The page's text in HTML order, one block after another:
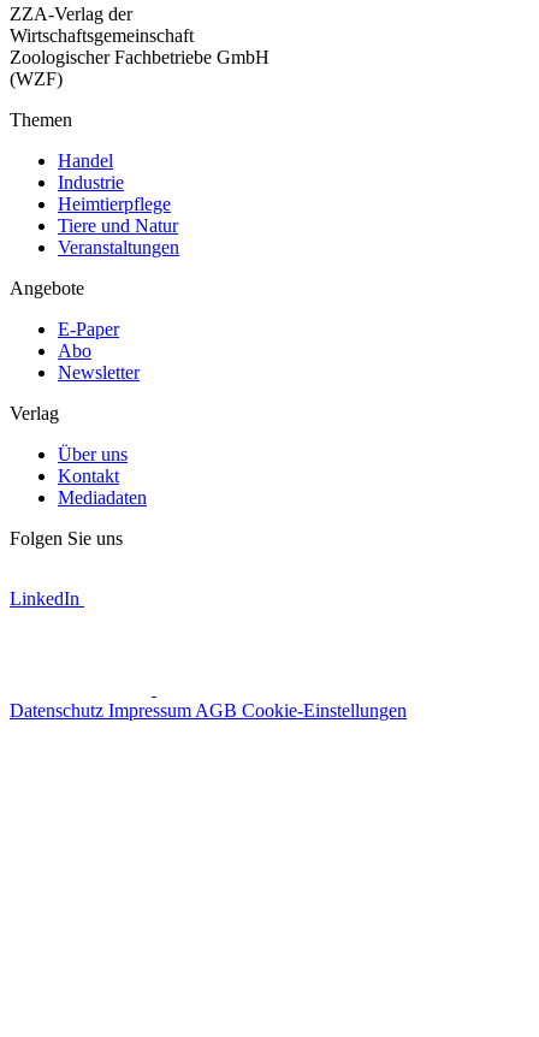
ZZA-Verlag der
Wirtschaftsgemeinschaft
Zoologischer Fachbetriebe GmbH
(WZF)
Themen
Handel
Industrie
Heimtierpflege
Tiere und Natur
Veranstaltungen
Angebote
E-Paper
Abo
Newsletter
Verlag
Über uns
Kontakt
Mediadaten
Folgen Sie uns
LinkedIn
Datenschutz Impressum AGB Cookie-Einstellungen